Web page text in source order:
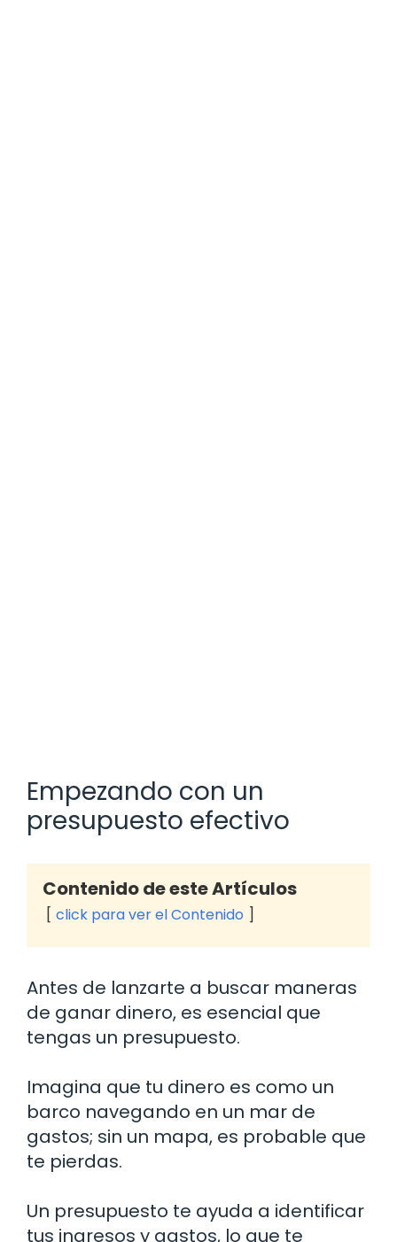
Empezando con un
presupuesto efectivo
Contenido de este Artículos
click para ver el Contenido
Antes de lanzarte a buscar maneras
de ganar dinero, es esencial que
tengas un presupuesto.
Imagina que tu dinero es como un
barco navegando en un mar de
gastos; sin un mapa, es probable que
te pierdas.
Un presupuesto te ayuda a identificar
tus ingresos y gastos, lo que te